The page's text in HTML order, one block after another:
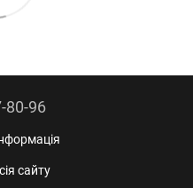
80-96
сайту